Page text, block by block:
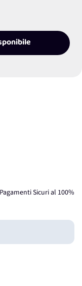
Pagamenti Sicuri al 100%